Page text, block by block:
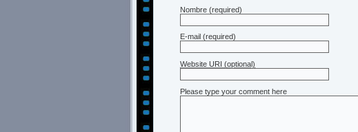
Nombre (required)
E-mail (required)
Website URI (optional)
Please type your comment here